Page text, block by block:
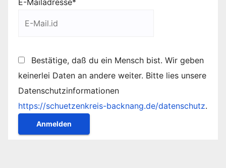
Bestätige, daß du ein Mensch bist. Wir geben
keinerlei Daten an andere weiter. Bitte lies unsere
Datenschutzinformationen
https://schuetzenkreis-backnang.de/datenschutz.